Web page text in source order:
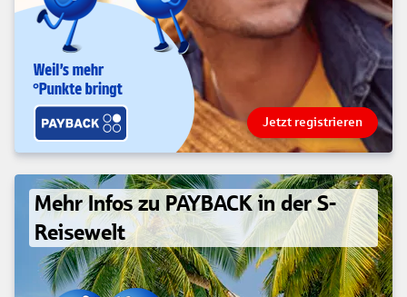
Jetzt registrieren
Mehr Infos zu PAYBACK in der S-
Reisewelt